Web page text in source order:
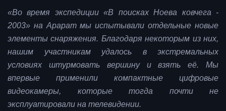
«Во время экспедиции «В поисках Ноева ковчега -
2003» на Арарат мы испытывали отдельные новые
элементы снаряжения. Благодаря некоторым из них,
нашим участникам удалось в экстремальных
условиях штурмовать вершину и взять её. Мы
впервые применили компактные цифровые
видеокамеры, которые тогда почти не
эксплуатировали на телевидении.